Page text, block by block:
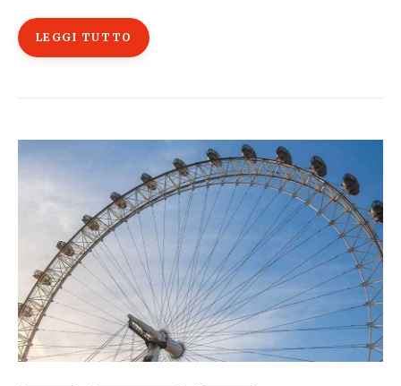
LEGGI TUTTO